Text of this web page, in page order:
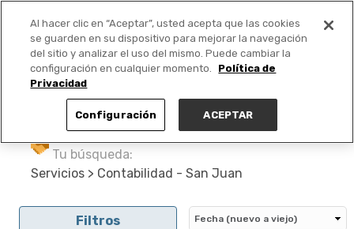
PUBLICA GRATIS +
Tu búsqueda:
Servicios > Contabilidad - San Juan
Filtros
Al hacer clic en “Aceptar”, usted acepta que las cookies
se guarden en su dispositivo para mejorar la navegación
del sitio y analizar el uso del mismo. Puede cambiar la
configuración en cualquier momento.
Política de
Privacidad
Configuración ACEPTAR